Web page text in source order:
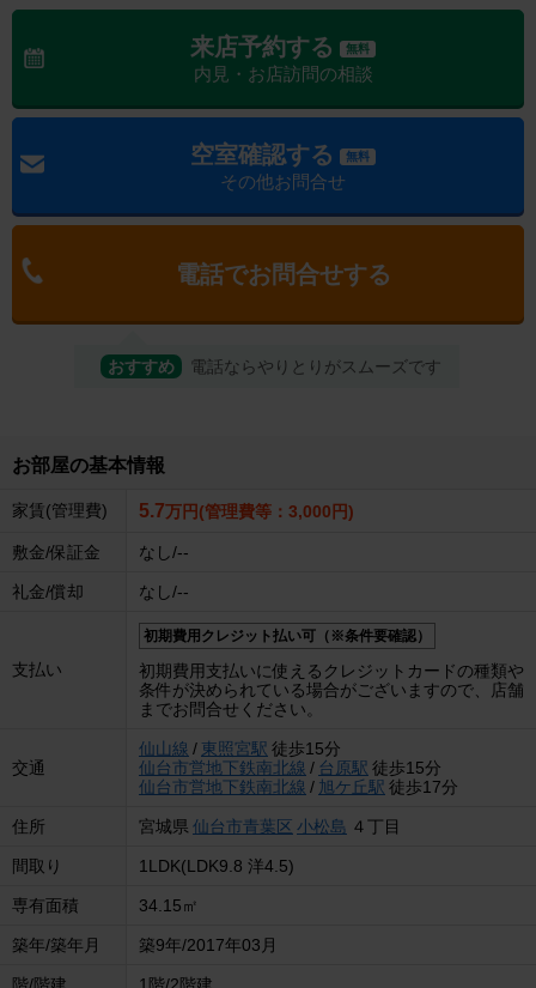
来店予約する 無料
内見・お店訪問の相談
空室確認する 無料
その他お問合せ
電話でお問合せする
おすすめ 電話ならやりとりがスムーズです
お部屋の基本情報
家賃(管理費) 5.7万円(管理費等：3,000円)
敷金/保証金 なし/--
礼金/償却 なし/--
支払い
初期費用クレジット払い可（※条件要確認）
初期費用支払いに使えるクレジットカードの種類や
条件が決められている場合がございますので、店舗
までお問合せください。
交通
仙山線 / 東照宮駅 徒歩15分
仙台市営地下鉄南北線 / 台原駅 徒歩15分
仙台市営地下鉄南北線 / 旭ケ丘駅 徒歩17分
住所 宮城県 仙台市青葉区 小松島 ４丁目
間取り 1LDK(LDK9.8 洋4.5)
専有面積 34.15㎡
築年/築年月 築9年/2017年03月